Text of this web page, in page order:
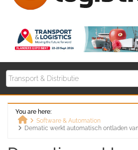
You are here:
Home
Software & Automation
Dematic werkt automatisch ontladen